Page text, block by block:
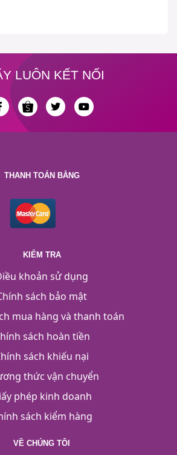
LUÔN KẾT NỐI
THANH TOÁN BẰNG
KIỂM TRA
khoản sử dụng
sách bảo mật
mua hàng và thanh toán
sách hoàn tiền
sách khiếu nại
thức vận chuyển
phép kinh doanh
sách kiểm hàng
VỀ CHÚNG TÔI